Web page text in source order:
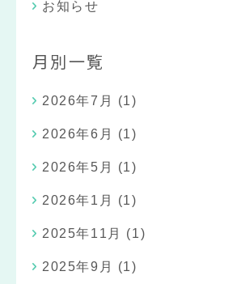
お知らせ
月別一覧
2026年7月 (1)
2026年6月 (1)
2026年5月 (1)
2026年1月 (1)
2025年11月 (1)
2025年9月 (1)